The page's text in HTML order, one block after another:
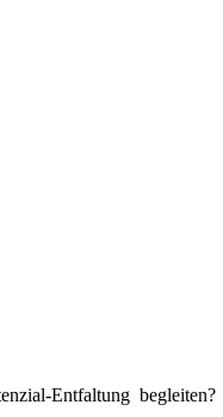
Entfaltung begleiten?